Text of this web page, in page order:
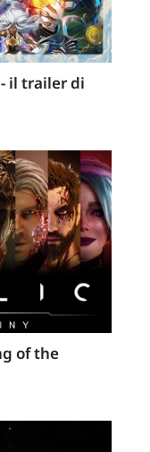
il trailer di
of the